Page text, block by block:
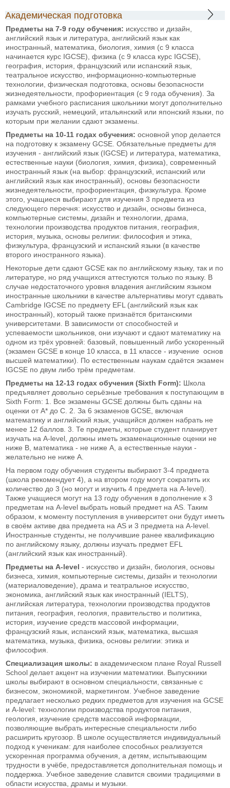
Академическая подготовка
Предметы на 7-9 году обучения: искусство и дизайн,
английский язык и литература, английский язык как
иностранный, математика, биология, химия (с 9 класса
начинается курс IGCSE), физика (с 9 класса курс IGCSE),
география, история, французский или испанский язык,
театральное искусство, информационно-компьютерные
технологии, физическая подготовка, основы безопасности
жизнедеятельности, профориентация (с 9 года обучения). За
рамками учебного расписания школьники могут дополнительно
изучать русский, немецкий, итальянский или японский языки, по
которым при желании сдают экзамены.
Предметы на 10-11 годах обучения: основной упор делается
на подготовку к экзамену GCSE. Обязательные предметы для
изучения - английский язык (IGCSE) и литература, математика,
естественные науки (биология, химия, физика), современный
иностранный язык (на выбор: французский, испанский или
английский язык как иностранный), основы безопасности
жизнедеятельности, профориентация, физкультура. Кроме
этого, учащиеся выбирают для изучения 3 предмета из
следующего перечня: искусство и дизайн, основы бизнеса,
компьютерные системы, дизайн и технологии, драма,
технологии производства продуктов питания, география,
история, музыка, основы религии: философия и этика,
физкультура, французский и испанский языки (в качестве
второго иностранного языка).
Некоторые дети сдают GCSE как по английскому языку, так и по
литературе, но ряд учащихся аттестуются только по языку. В
случае недостаточного уровня владения английским языком
иностранные школьники в качестве альтернативы могут сдавать
Cambridge IGCSE по предмету EFL (английский язык как
иностранный), который также признаётся британскими
университетами. В зависимости от способностей и
успеваемости школьников, они изучают и сдают математику на
одном из трёх уровней: базовый, повышенный либо ускоренный
(экзамен GCSE в конце 10 класса, в 11 классе - изучение основ
высшей математики). По естественным наукам сдаётся экзамен
IGCSE по двум либо трём предметам.
Предметы на 12-13 годах обучения (Sixth Form): Школа
предъявляет довольно серьёзные требования к поступающим в
Sixth Form: 1. Все экзамены GCSE должны быть сданы на
оценки от А* до С. 2. За 6 экзаменов GCSE, включая
математику и английский язык, учащийся должен набрать не
менее 12 баллов. 3. Те предметы, которые студент планирует
изучать на A-level, должны иметь экзаменационные оценки не
ниже В, математика - не ниже А, а естественные науки -
желательно не ниже А.
На первом году обучения студенты выбирают 3-4 предмета
(школа рекомендует 4), а на втором году могут сократить их
количество до 3 (но могут и изучить 4 предмета на A-level).
Также учащиеся могут на 13 году обучения в дополнение к 3
предметам на A-level выбрать новый предмет на AS. Таким
образом, к моменту поступления в университет они будут иметь
в своём активе два предмета на AS и 3 предмета на A-level.
Иностранные студенты, не получившие ранее квалификацию
по английскому языку, должны изучать предмет EFL
(английский язык как иностранный).
Предметы на A-level - искусство и дизайн, биология, основы
бизнеса, химия, компьютерные системы, дизайн и технологии
(материаловедение), драма и театральное искусство,
экономика, английский язык как иностранный (IELTS),
английская литература, технологии производства продуктов
питания, география, геология, правительство и политика,
история, изучение средств массовой информации,
французский язык, испанский язык, математика, высшая
математика, музыка, физика, основы религии: этика и
философия.
Специализация школы: в академическом плане Royal Russell
School делает акцент на изучении математики. Выпускники
школы выбирают в основном специальности, связанные с
бизнесом, экономикой, маркетингом. Учебное заведение
предлагает несколько редких предметов для изучения на GCSE
и A-level: технологии производства продуктов питания,
геология, изучение средств массовой информации,
позволяющие выбрать интересные специальности либо
расширить кругозор. В школе осуществляется индивидуальный
подход к ученикам: для наиболее способных реализуется
ускоренная программа обучения, а детям, испытывающим
трудности в учёбе, предоставляется дополнительная помощь и
поддержка. Учебное заведение славится своими традициями в
области искусства, драмы и музыки.